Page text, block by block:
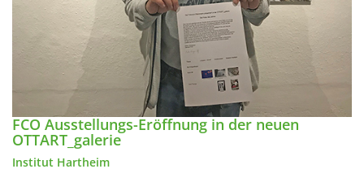
FCO Ausstellungs-Eröffnung in der neuen
OTTART_galerie
Institut Hartheim